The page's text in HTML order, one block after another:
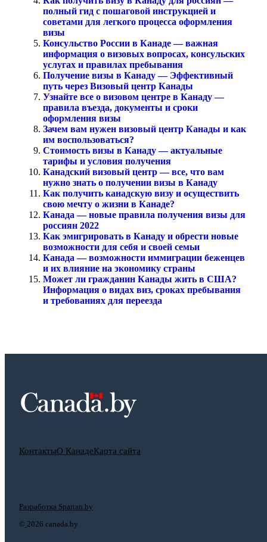
полный гид с пошаговой инструкцией и
советами для легкого процесса оформления
визы
Консульство России в Канаде — важная
информация о визовых вопросах, консульских
услугах и правилах пребывания
Получение визы в Канаду — Эффективный
путь через Визовый центр Канады
Узнайте все о визовом центре в Канаду —
правила въезда, документы и сроки
оформления визы
Зачем вам нужен визовый центр Канады и как
им воспользоваться?
Стоимость визы в Канаду — актуальные
тарифы и условия получения
Канадский визовый центр — все, что вам
нужно знать о получении визы в Канаду
Как получить канадскую визу и осуществить
свою мечту о жизни в Канаде?
Канада — новые правила получения визы для
россиян 2022
Как эмигрировать в Канаду и обрести новые
возможности для себя и своей семьи
Канада — возможности иммиграции беженцев
и их влияние на экономику страны
Может ли гражданин Канады жить в США?
Информация о видах виз, сроках пребывания
и требованиях для переезда
КонтактыО КанадеКарта сайта
© 2026 canada.by
Разработка Spartan.by